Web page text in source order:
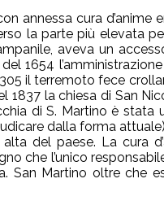
annessa cura d’anime
la parte più elevata
aveva un
1654
il terremoto fece
1837 la chiesa di San
di S. Martino è stata
dalla forma
del paese. La cura
che l’unico
San Martino oltre che